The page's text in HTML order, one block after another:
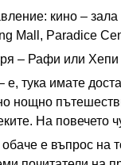
кино –
Mall, Paradice
– Рафи или Хепи
е, тука имате
нощно
На повечето
обаче е въпрос на